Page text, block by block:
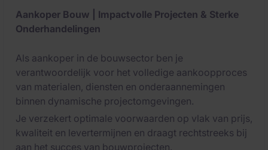
Aankoper Bouw | Impactvolle Projecten & Sterke
Onderhandelingen
Als aankoper in de bouwsector ben je
verantwoordelijk voor het volledige aankoopproces
van materialen, diensten en onderaannemingen
binnen dynamische projectomgevingen.
Je verzekert optimale voorwaarden op vlak van prijs,
kwaliteit en levertermijnen en draagt rechtstreeks bij
aan het succes van bouwprojecten.